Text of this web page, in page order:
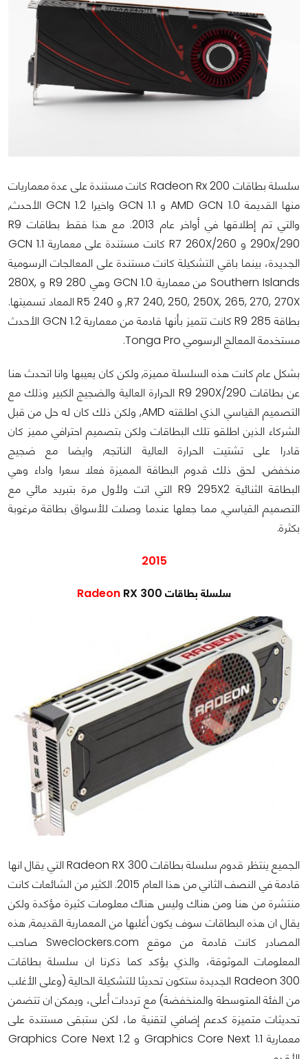
سلسلة بطاقات Radeon Rx 200 كانت مستندة على عدة معماريات
منها القديمة AMD GCN 1.0 و GCN 1.1 واخيرا GCN 1.2 الأحدث,
والتي تم إطلاقها في أواخر عام 2013. مع هذا فقط بطاقات R9
290x/290 و R7 260X/260 كانت مستندة على معمارية GCN 1.1
الجديدة، بينما باقي التشكيلة كانت مستندة على المعالجات الرسومية
Southern Islands من معمارية GCN 1.0 وهي R9 280 و 280X,
R7 240, 250, 250X, 265, 270, 270X, و R5 240 المعاد تسميتها.
بطاقة R9 285 كانت تتميز بأنها قادمة من معمارية GCN 1.2 الأحدث
مستخدمة المعالج الرسومي Tonga Pro.
بشكل عام كانت هذه السلسلة مميزة, ولكن كان يعيبها وانا اتحدث هنا
عن بطاقات R9 290X/290 الحرارة العالية والضجيج الكبير وذلك مع
التصميم القياسي الذي اطلقته AMD, ولكن ذلك كان له حل من قبل
الشركاء الذين اطلقو تلك البطاقات ولكن بتصميم احترافي مميز كان
قادرا على تشتيت الحرارة العالية الناتجه, وايضا مع ضجيج
منخفض. لحق ذلك قدوم البطاقة المميزة فعلا سعرا واداء وهي
البطاقة الثنائية R9 295X2 التي اتت ولأول مرة بتبريد مائي مع
التصميم القياسي, مما جعلها عندما وصلت للأسواق بطاقة مرغوبة
بكثرة.
2015
سلسلة بطاقات Radeon RX 300
الجميع ينتظر قدوم سلسلة بطاقات Radeon RX 300 التي يقال انها
قادمة في النصف الثاني من هذا العام 2015. الكثير من الشائعات كانت
منتشرة من هنا ومن هناك وليس هناك معلومات كثيرة مؤكدة ولكن
يقال ان هذه البطاقات سوف يكون أغلبها من المعمارية القديمة, هذه
المصادر كانت قادمة من موقع Sweclockers.com صاحب
المعلومات الموثوقة، والذي يؤكد كما ذكرنا ان سلسلة بطاقات
Radeon 300 الجديدة ستكون تحديثا للتشكيلة الحالية (وعلى الأغلب
من الفئة المتوسطة والمنخفضة) مع ترددات أعلى، ويمكن ان تتضمن
تحديثات متميزة كدعم إضافي لتقنية ما، لكن ستبقى مستندة على
معمارية Graphics Core Next 1.1 و Graphics Core Next 1.2